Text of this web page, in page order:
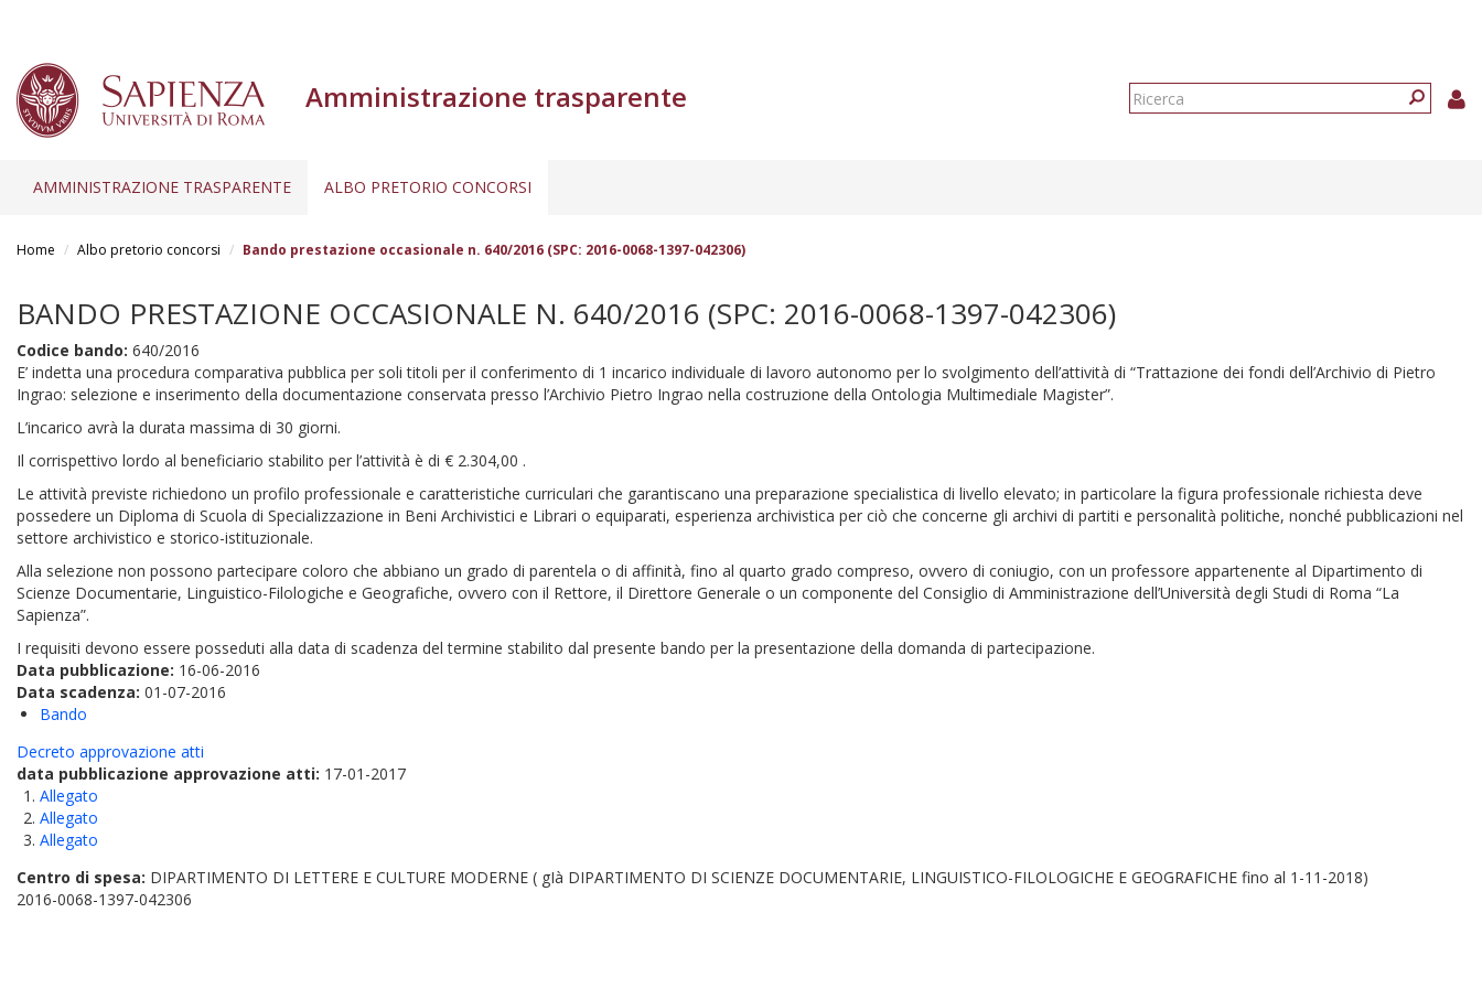
Amministrazione trasparente
Form
AMMINISTRAZIONE TRASPARENTE ALBO PRETORIO CONCORSI
Home Albo pretorio concorsi Bando prestazione occasionale n. 640/2016 (SPC: 2016-0068-1397-042306)
BANDO PRESTAZIONE OCCASIONALE N. 640/2016 (SPC: 2016-0068-1397-042306)
Codice bando: 640/2016
E’ indetta una procedura comparativa pubblica per soli titoli per il conferimento di 1 incarico individuale di lavoro autonomo per lo svolgimento dell’attività di “Trattazione dei fondi dell’Archivio di Pietro
Ingrao: selezione e inserimento della documentazione conservata presso l’Archivio Pietro Ingrao nella costruzione della Ontologia Multimediale Magister”.
L’incarico avrà la durata massima di 30 giorni.
Il corrispettivo lordo al beneficiario stabilito per l’attività è di € 2.304,00 .
Le attività previste richiedono un profilo professionale e caratteristiche curriculari che garantiscano una preparazione specialistica di livello elevato; in particolare la figura professionale richiesta deve
possedere un Diploma di Scuola di Specializzazione in Beni Archivistici e Librari o equiparati, esperienza archivistica per ciò che concerne gli archivi di partiti e personalità politiche, nonché pubblicazioni nel
settore archivistico e storico-istituzionale.
Alla selezione non possono partecipare coloro che abbiano un grado di parentela o di affinità, fino al quarto grado compreso, ovvero di coniugio, con un professore appartenente al Dipartimento di
Scienze Documentarie, Linguistico-Filologiche e Geografiche, ovvero con il Rettore, il Direttore Generale o un componente del Consiglio di Amministrazione dell’Università degli Studi di Roma “La
Sapienza”.
I requisiti devono essere posseduti alla data di scadenza del termine stabilito dal presente bando per la presentazione della domanda di partecipazione.
Data pubblicazione: 16-06-2016
Data scadenza: 01-07-2016
Bando
Decreto approvazione atti
data pubblicazione approvazione atti: 17-01-2017
Allegato
Allegato
Allegato
Centro di spesa: DIPARTIMENTO DI LETTERE E CULTURE MODERNE ( gIà DIPARTIMENTO DI SCIENZE DOCUMENTARIE, LINGUISTICO-FILOLOGICHE E GEOGRAFICHE fino al 1-11-2018)
2016-0068-1397-042306